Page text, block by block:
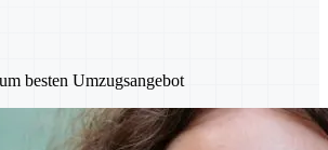
besten Umzugsangebot